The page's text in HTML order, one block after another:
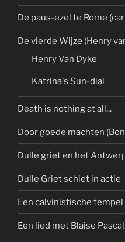
De paus-ezel te Rome
De vierde Wijze (Henry
Henry Van Dyke
Katrina's Sun-dial
Death is nothing at all...
Door goede machten
Dulle griet en het
Dulle Griet schiet in actie
Een calvinistische
Een lied met Blaise